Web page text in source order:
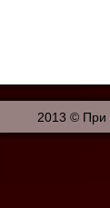
2013 © При